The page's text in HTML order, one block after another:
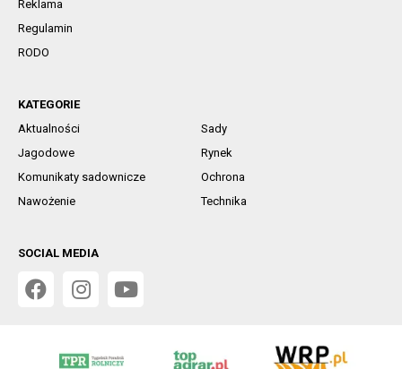
Reklama
Regulamin
RODO
KATEGORIE
Aktualności
Sady
Jagodowe
Rynek
Komunikaty sadownicze
Ochrona
Nawożenie
Technika
SOCIAL MEDIA